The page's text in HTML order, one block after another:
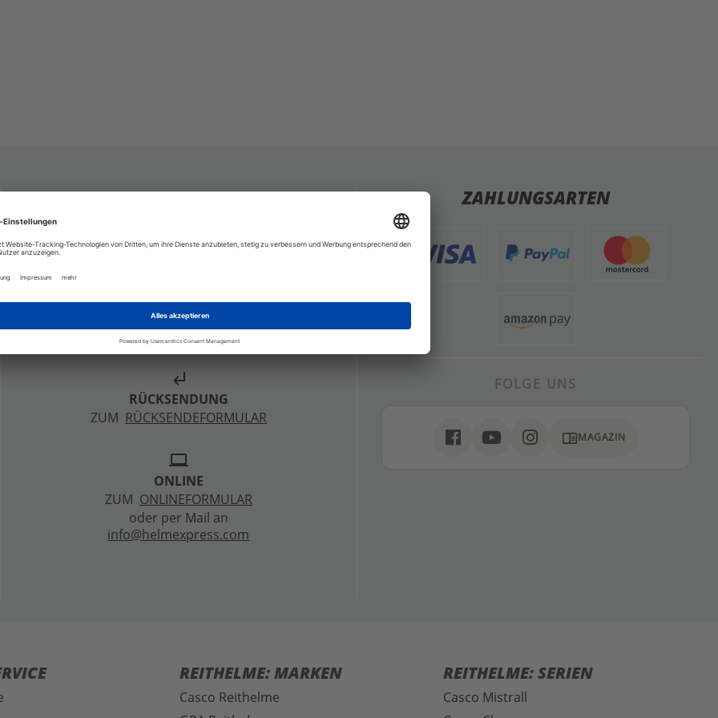
KONTAKT
(Mo-Fr 08:30-12:00)
AT +43 (0) 5574 256 52
CH +41 (0) 715111 385
UK +44 (0) 20 3936 2257
subdirectory_arrow_left
RÜCKSENDUNG
ZUM RÜCKSENDEFORMULAR
laptop
ONLINE
ZUM ONLINEFORMULAR
oder per Mail an
info@helmexpress.com
ZAHLUNGSARTEN
FOLGE UNS
chrome_reader_modeMAGAZIN
REITHELME: MARKEN
Casco Reithelme
REITHELME: SERIEN
Casco Mistrall